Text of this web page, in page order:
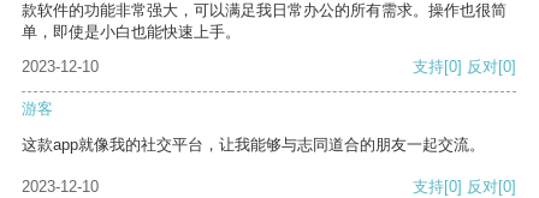
款软件的功能非常强大，可以满足我日常办公的所有需求。操作也很简
单，即使是小白也能快速上手。
2023-12-10
支持[0] 反对[0]
游客
这款app就像我的社交平台，让我能够与志同道合的朋友一起交流。
2023-12-10 支持[0] 反对[0]